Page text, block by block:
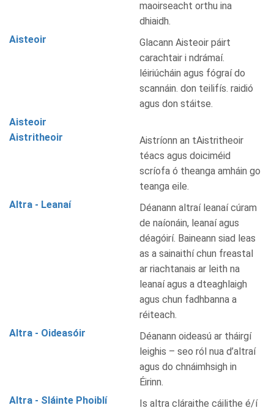
maoirseacht orthu ina
dhiaidh.
Aisteoir
Glacann Aisteoir páirt
carachtair i ndrámaí.
léiriúcháin agus fógraí do
scannáin. don teilifís. raidió
agus don stáitse.
Aisteoir
Aistritheoir
Aistríonn an tAistritheoir
téacs agus doiciméid
scríofa ó theanga amháin go
teanga eile.
Altra - Leanaí
Déanann altraí leanaí cúram
de naíonáin, leanaí agus
déagóirí. Baineann siad leas
as a sainaithí chun freastal
ar riachtanais ar leith na
leanaí agus a dteaghlaigh
agus chun fadhbanna a
réiteach.
Altra - Oideasóir
Déanann oideasú ar tháirgí
leighis – seo ról nua d’altraí
agus do chnáimhsigh in
Éirinn.
Altra - Sláinte Phoiblí
Is altra cláraithe cáilithe é/í